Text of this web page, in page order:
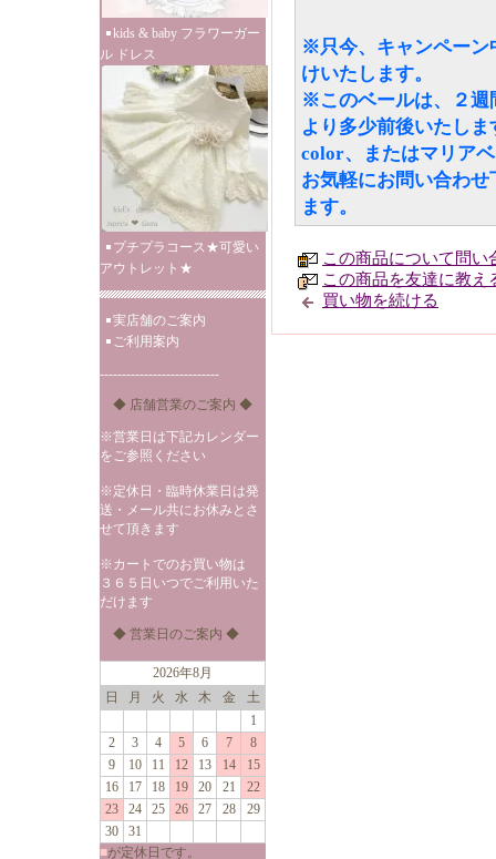
kids & baby フラワーガー
ル ドレス
プチプラコース★可愛い
アウトレット★
実店舗のご案内
ご利用案内
---------------------------
◆ 店舗営業のご案内 ◆
※営業日は下記カレンダー
をご参照ください
※定休日・臨時休業日は発
送・メール共にお休みとさ
せて頂きます
※カートでのお買い物は
３６５日いつでご利用いた
だけます
◆ 営業日のご案内 ◆
2026年8月
日
月 火 水 木 金
土
1
2
3 4 5 6 7
8
9
10 11 12 13 14
15
16
17 18 19 20 21
22
23
24 25 26 27 28
29
30
31
■が定休日です。
※只今、キャンペーン
けいたします。
※このベールは、２週
より多少前後いたし
color、またはマリア
お気軽にお問い合わ
ます。
この商品について問い
この商品を友達に教え
買い物を続ける